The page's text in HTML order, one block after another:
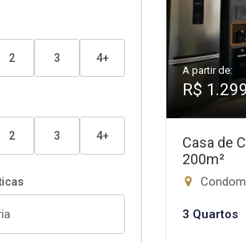
2 3 4+
2 3 4+
A partir de:
R$
Casa de
200m²
3 Quartos